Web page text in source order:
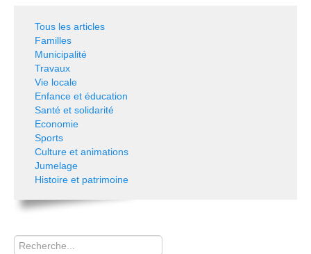
Tous les articles
Familles
Municipalité
Travaux
Vie locale
Enfance et éducation
Santé et solidarité
Economie
Sports
Culture et animations
Jumelage
Histoire et patrimoine
Rechercher